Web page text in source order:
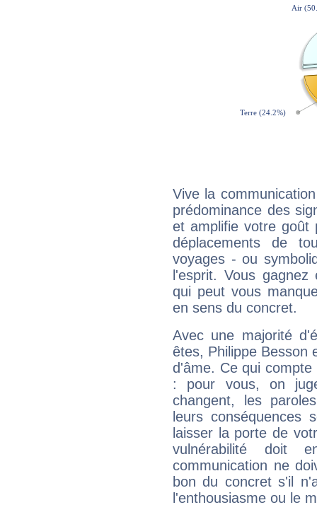
Vive la
prédominance des
et amplifie votre goût
déplacements de
voyages - ou
l'esprit. Vous
qui peut vous
en sens du concret.
Avec une majorité
êtes, Philippe Besson
d'âme. Ce qui
: pour vous, on
changent, les
leurs conséquences
laisser la porte de
vulnérabilité doit
communication ne
bon du concret s'il
l'enthousiasme ou le